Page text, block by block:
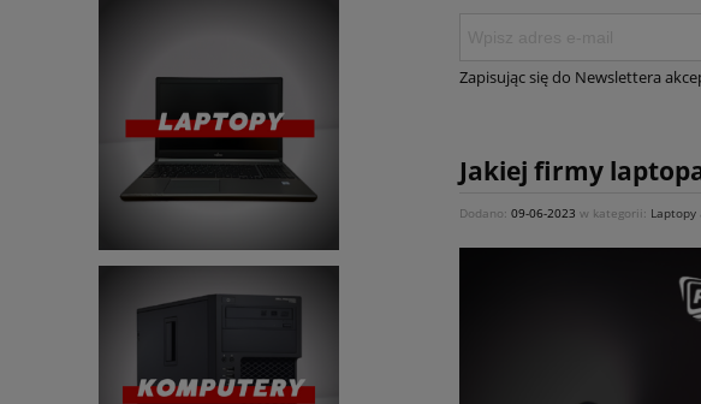
Zapisując się do Newslettera
Jakiej firmy
Dodano: 09-06-2023 w kategorii: Laptopy